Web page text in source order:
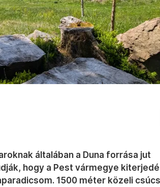
általában a Duna forrása jut
hogy a Pest vármegye
1500 méter közeli